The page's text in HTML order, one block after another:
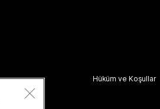
Hüküm ve Koşullar